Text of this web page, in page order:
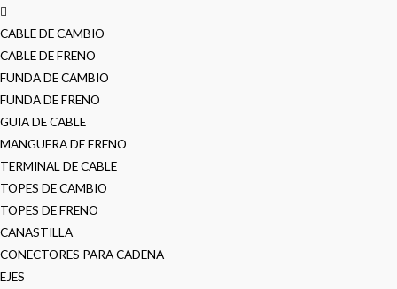
CABLE DE CAMBIO
CABLE DE FRENO
FUNDA DE CAMBIO
FUNDA DE FRENO
GUIA DE CABLE
MANGUERA DE FRENO
TERMINAL DE CABLE
TOPES DE CAMBIO
TOPES DE FRENO
CANASTILLA
CONECTORES PARA CADENA
EJES